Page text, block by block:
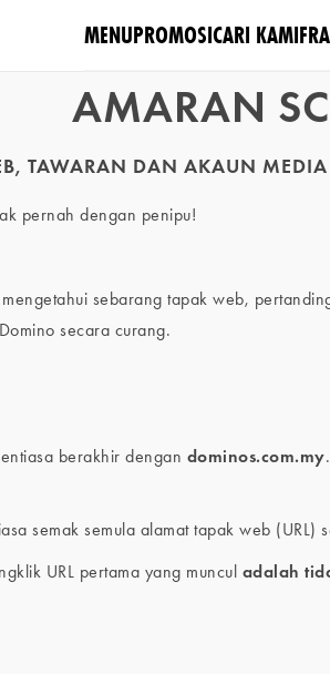
MENUPROMOSICARI KAMI
AMARAN
TAWARAN DAN AKAUN
pernah dengan penipu!
sebarang tapak web,
secara curang.
berakhir dengan dominos.com.my
semak semula alamat tapak web (URL)
URL pertama yang muncul adalah